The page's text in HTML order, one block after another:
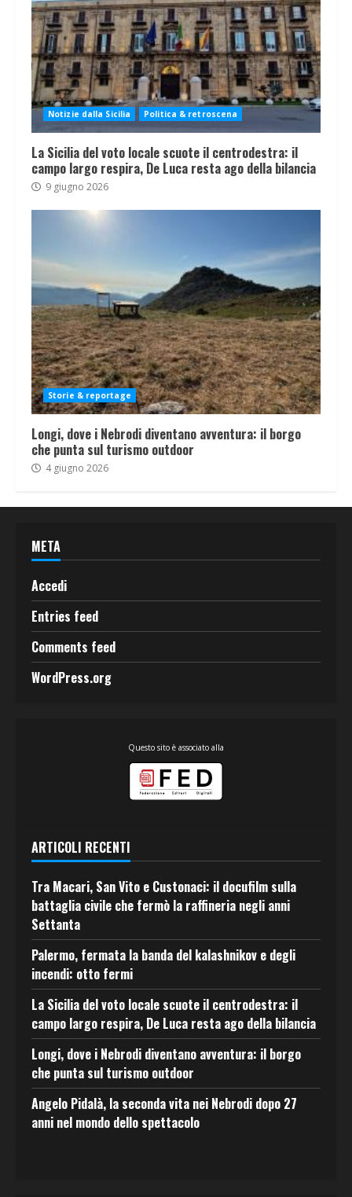
Notizie dalla Sicilia Politica & retroscena
La Sicilia del voto locale scuote il centrodestra: il
campo largo respira, De Luca resta ago della bilancia
9 giugno 2026
Storie & reportage
Longi, dove i Nebrodi diventano avventura: il borgo
che punta sul turismo outdoor
4 giugno 2026
META
Accedi
Entries feed
Comments feed
WordPress.org
Questo sito è associato alla
ARTICOLI RECENTI
Tra Macari, San Vito e Custonaci: il docufilm sulla
battaglia civile che fermò la raffineria negli anni
Settanta
Palermo, fermata la banda del kalashnikov e degli
incendi: otto fermi
La Sicilia del voto locale scuote il centrodestra: il
campo largo respira, De Luca resta ago della bilancia
Longi, dove i Nebrodi diventano avventura: il borgo
che punta sul turismo outdoor
Angelo Pidalà, la seconda vita nei Nebrodi dopo 27
anni nel mondo dello spettacolo